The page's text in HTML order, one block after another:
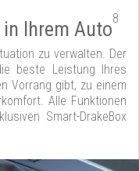
Ihrem Auto8
zu verwalten. Der
beste Leistung Ihres
Vorrang gibt, zu einem
Alle Funktionen
Smart-DrakeBox